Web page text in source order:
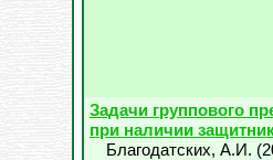
Задачи группового
при наличии
Благодатских, А.И. (